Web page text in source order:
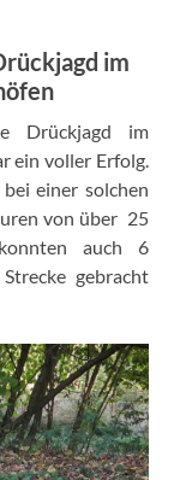
im
Drückjagd im
ein voller Erfolg.
einer solchen
von über 25
auch 6
gebracht